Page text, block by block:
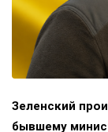
Зеленский
бывшему